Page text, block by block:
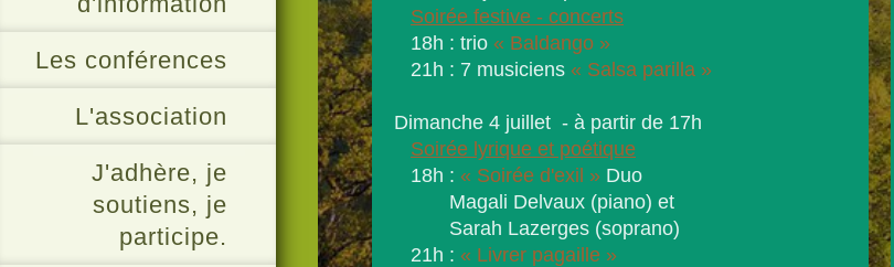
Les conférences
L'association
J'adhère, je
soutiens, je
participe.
Soirée festive - concerts
18h : trio « Baldango »
21h : 7 musiciens « Salsa parilla »
Dimanche 4 juillet - à partir de 17h
Soirée lyrique et poétique
18h : « Soirée d'exil » Duo
Magali Delvaux (piano) et
Sarah Lazerges (soprano)
21h : « Livrer pagaille »